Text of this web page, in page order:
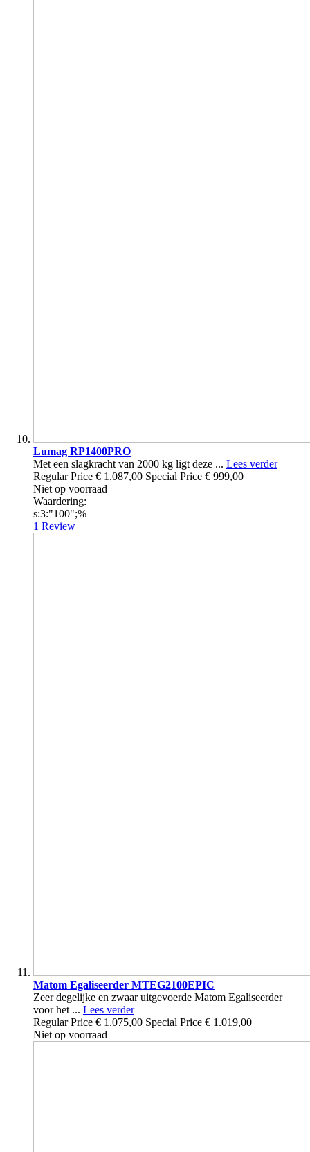
Lumag RP1400PRO
Met een slagkracht van 2000 kg ligt deze ... Lees verder
Regular Price € 1.087,00 Special Price € 999,00
Niet op voorraad
Waardering:
s:3:"100";%
1 Review
Matom Egaliseerder MTEG2100EPIC
Zeer degelijke en zwaar uitgevoerde Matom Egaliseerder
voor het ... Lees verder
Regular Price € 1.075,00 Special Price € 1.019,00
Niet op voorraad